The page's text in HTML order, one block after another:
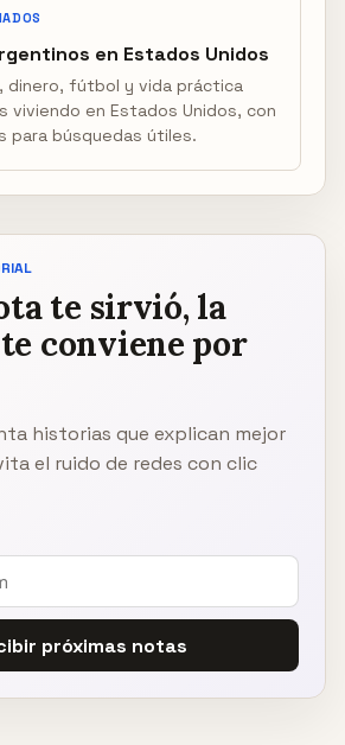
en Estados Unidos
dinero, fútbol y vida práctica
viviendo en Estados Unidos, con
para búsquedas útiles.
te sirvió, la
conviene por
historias que explican mejor
el ruido de redes con clic
próximas notas